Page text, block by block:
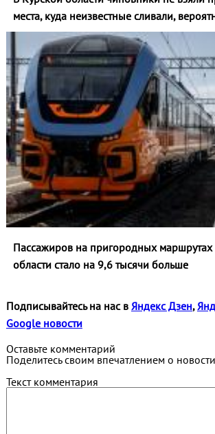
места, куда неизвестные сливали,
Пассажиров на пригородных маршрутах
области стало на 9,6 тысячи больше
Подписывайтесь на нас в Яндекс Дзен,
Google новости
Оставьте комментарий
Поделитесь своим впечатлением о
Текст комментария